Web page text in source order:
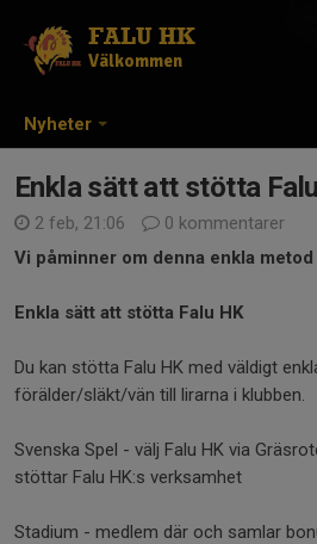
Nyheter
FALU HK
Välkommen
Enkla sätt att stötta
2 feb, 21:06
0 kommentarer
Vi påminner om denna enkla
Enkla sätt att stötta Falu HK
Du kan stötta Falu HK med väldigt
förälder/släkt/vän till lirarna i klubben.
Svenska Spel - välj Falu HK via
stöttar Falu HK:s verksamhet
Stadium - medlem där och samlar